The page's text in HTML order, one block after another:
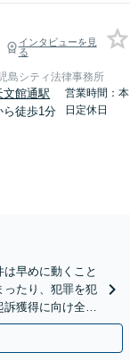
インタビューを見
る
島シティ法律事務所
文館通駅
ら徒歩1分
営業時間：本
日定休日
は早めに動くこと
ったり、犯罪を犯
訴獲得に向け全力